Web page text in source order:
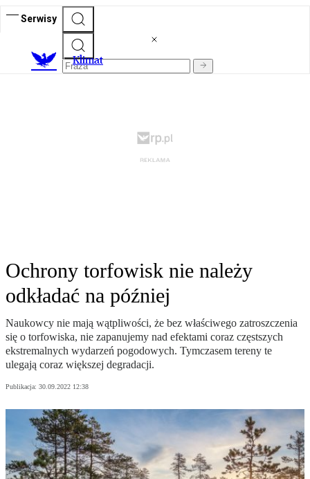
Serwisy
Klimat
Ochrony torfowisk nie należy
odkładać na później
Naukowcy nie mają wątpliwości, że bez właściwego zatroszczenia
się o torfowiska, nie zapanujemy nad efektami coraz częstszych
ekstremalnych wydarzeń pogodowych. Tymczasem tereny te
ulegają coraz większej degradacji.
Publikacja: 30.09.2022 12:38